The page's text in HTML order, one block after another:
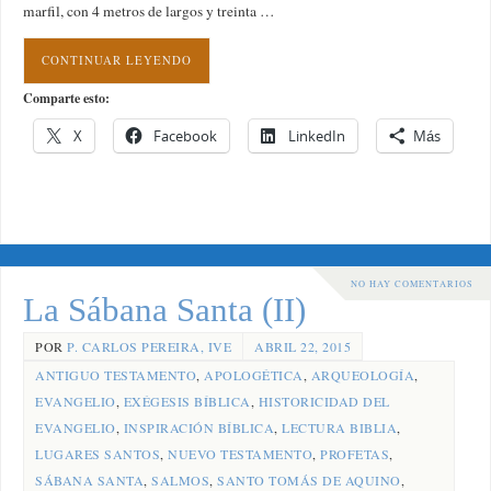
marfil, con 4 metros de largos y treinta …
CONTINUAR LEYENDO
Comparte esto:
X Facebook LinkedIn Más
NO HAY COMENTARIOS
La Sábana Santa (II)
PORP. CARLOS PEREIRA, IVE
ABRIL 22, 2015
ANTIGUO TESTAMENTO, APOLOGÉTICA, ARQUEOLOGÍA,
EVANGELIO, EXÉGESIS BÍBLICA, HISTORICIDAD DEL
EVANGELIO, INSPIRACIÓN BÍBLICA,LECTURA BIBLIA,
LUGARES SANTOS,NUEVO TESTAMENTO,PROFETAS,
SÁBANA SANTA,SALMOS,SANTO TOMÁS DE AQUINO,